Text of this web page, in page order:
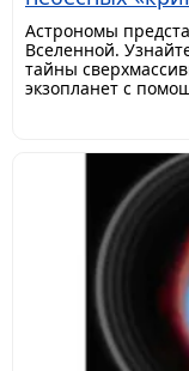
Астрономы
Вселенной.
тайны
экзопланет с